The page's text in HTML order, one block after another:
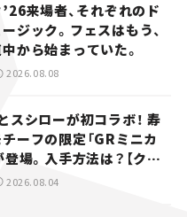
来場者、それぞれのド
ジック。フェスはもう、
から始まっていた。
2026.08.08
スシローが初コラボ！ 寿
ーフの限定「GRミニカ
登場。入手方法は？【クル
2026.08.04